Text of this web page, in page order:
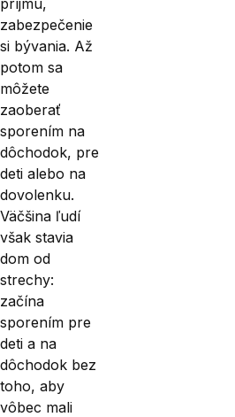
príjmu,
zabezpečenie
si bývania. Až
potom sa
môžete
zaoberať
sporením na
dôchodok, pre
deti alebo na
dovolenku.
Väčšina ľudí
však stavia
dom od
strechy:
začína
sporením pre
deti a na
dôchodok bez
toho, aby
vôbec mali